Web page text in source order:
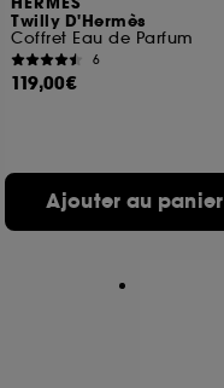
Twilly D'Hermès
Coffret Eau de Parfum
6
119,00€
Ajouter au panier